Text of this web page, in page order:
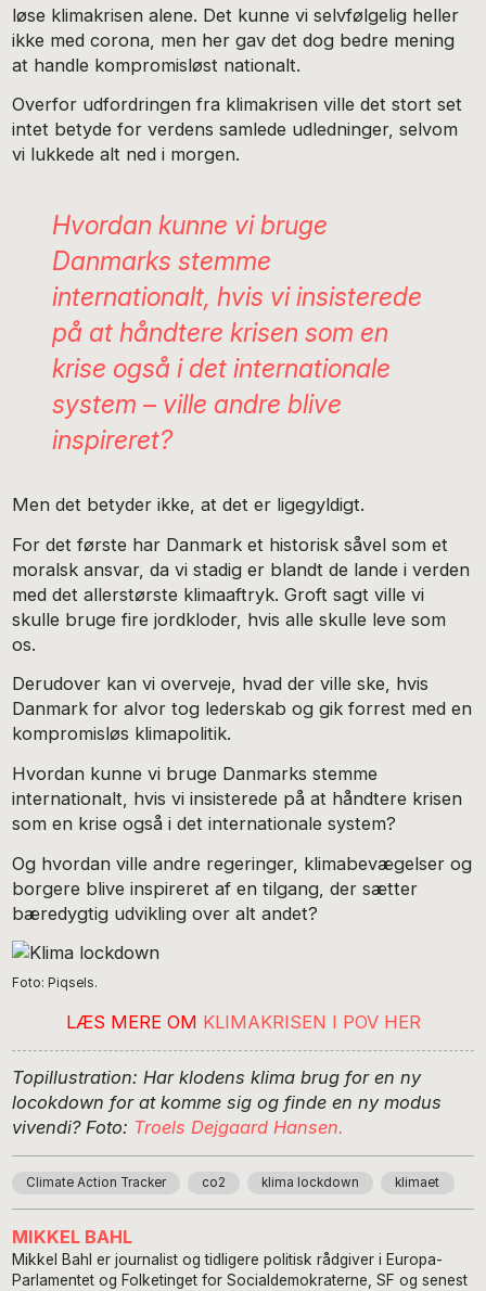
løse klimakrisen alene. Det kunne vi selvfølgelig heller
ikke med corona, men her gav det dog bedre mening
at handle kompromisløst nationalt.
Overfor udfordringen fra klimakrisen ville det stort set
intet betyde for verdens samlede udledninger, selvom
vi lukkede alt ned i morgen.
Hvordan kunne vi bruge
Danmarks stemme
internationalt, hvis vi insisterede
på at håndtere krisen som en
krise også i det internationale
system – ville andre blive
inspireret?
Men det betyder ikke, at det er ligegyldigt.
For det første har Danmark et historisk såvel som et
moralsk ansvar, da vi stadig er blandt de lande i verden
med det allerstørste klimaaftryk. Groft sagt ville vi
skulle bruge fire jordkloder, hvis alle skulle leve som
os.
Derudover kan vi overveje, hvad der ville ske, hvis
Danmark for alvor tog lederskab og gik forrest med en
kompromisløs klimapolitik.
Hvordan kunne vi bruge Danmarks stemme
internationalt, hvis vi insisterede på at håndtere krisen
som en krise også i det internationale system?
Og hvordan ville andre regeringer, klimabevægelser og
borgere blive inspireret af en tilgang, der sætter
bæredygtig udvikling over alt andet?
Foto: Piqsels.
LÆS MERE OM KLIMAKRISEN I POV HER
Topillustration: Har klodens klima brug for en ny
locokdown for at komme sig og finde en ny modus
vivendi? Foto: Troels Dejgaard Hansen.
Climate Action Tracker co2 klima lockdown klimaet
MIKKEL BAHL
Mikkel Bahl er journalist og tidligere politisk rådgiver i Europa-
Parlamentet og Folketinget for Socialdemokraterne, SF og senest